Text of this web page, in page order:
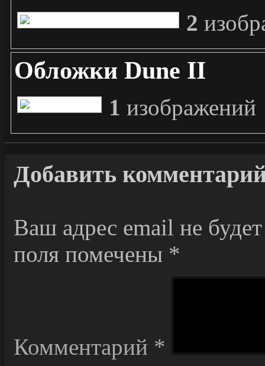
2
Обложки Dune II
1 изображений
Добавить
Ваш адрес email не
поля помечены *
Комментарий *